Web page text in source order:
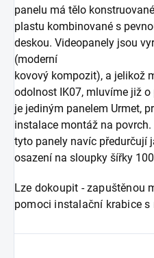
panelu má tělo
plastu kombinované s
deskou. Videopanely jsou
(moderní
kovový kompozit), a jelikož
odolnost IK07, mluvíme již
je jediným panelem Urmet,
instalace montáž na
tyto panely navíc předurčují
osazení na sloupky šířky
Lze dokoupit - zapuštěnou
pomoci instalační krabice